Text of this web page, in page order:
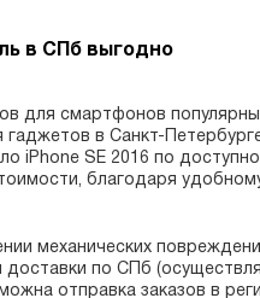
в СПб выгодно
для смартфонов
в Санкт-
iPhone SE 2016 по
благодаря
механических
по СПб
отправка заказов в